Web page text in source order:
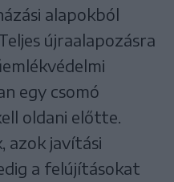
alapokból
újraalapozásra
egy csomó
oldani előtte.
azok javítási
a felújításokat